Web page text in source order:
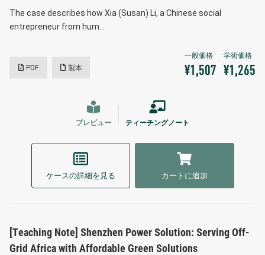
The case describes how Xia (Susan) Li, a Chinese social
entrepreneur from hum…
PDF 製本 ¥1,507 ¥1,265
プレビュー ティーチングノート
ケースの詳細を見る カートに追加
[Teaching Note] Shenzhen Power Solution: Serving Off-
Grid Africa with Affordable Green Solutions